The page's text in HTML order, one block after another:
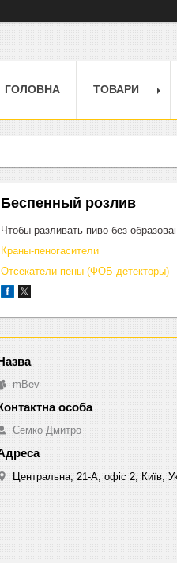
ГОЛОВНА ТОВАРИ
Беспенный розлив
Чтобы разливать пиво без
Краны-пеногасители
Отсекатели пены (ФОБ-детекторы)
mBev
Cемко Дмитро
Центральна, 21-А, офіс 2, Київ,